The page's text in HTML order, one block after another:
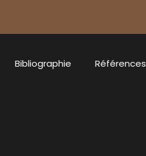
Bibliographie Références